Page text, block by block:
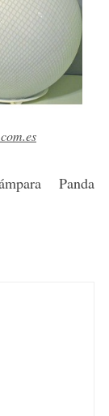
Panda